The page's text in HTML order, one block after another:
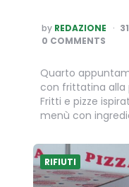
POSTED
BY
by REDAZIONE
0 COMMENTS
Quarto
con frittatina alla
Fritti e pizze
menù con
RIFIUTI